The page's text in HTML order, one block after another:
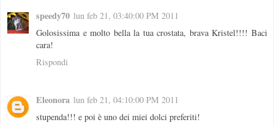
speedy70 lun feb 21, 03:40:00 PM 2011
Golosissima e molto bella la tua crostata, brava Kristel!!!! Baci
cara!
Rispondi
Eleonora lun feb 21, 04:10:00 PM 2011
stupenda!!! e poi è uno dei miei dolci preferiti!